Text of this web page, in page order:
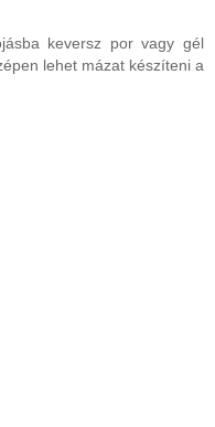
keversz por vagy gél
lehet mázat készíteni a